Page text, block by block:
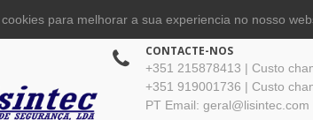
CONTACTE-NOS
+351 215878413 | Custo
+351 919001736 | Custo
PT Email: geral@lisintec.com
para melhorar a sua experiencia no nosso